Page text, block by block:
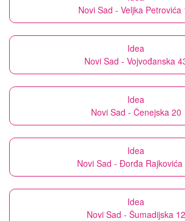
Novi Sad - Veljka Petrovića
Idea
Novi Sad - Vojvođanska
Idea
Novi Sad - Čenejska 20
Idea
Novi Sad - Đorđa Rajkovića
Idea
Novi Sad - Šumadijska 12